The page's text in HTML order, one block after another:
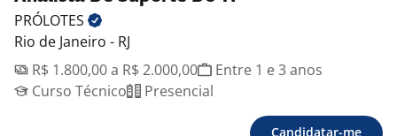
PRÓLOTES
Rio de Janeiro - RJ
R$ 1.800,00 a R$ 2.000,00
Entre 1 e 3 anos
Curso Técnico
Presencial
Candidatar-me